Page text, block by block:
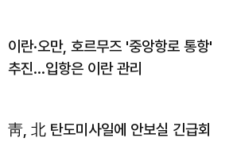
이란·오만, 호르무즈 '중앙항로 통항'
추진…입항은 이란 관리
靑, 北 탄도미사일에 안보실 긴급회